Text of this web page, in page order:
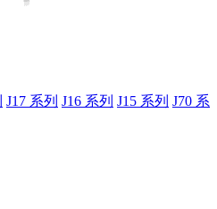
J17 系列 J16 系列 J15 系列 J70 系